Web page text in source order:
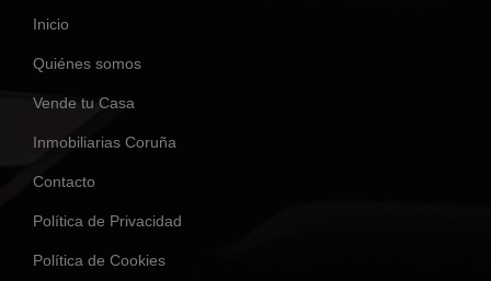
Inicio
Quiénes somos
Vende tu Casa
Inmobiliarias Coruña
Contacto
Política de Privacidad
Política de Cookies